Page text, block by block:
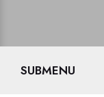
SUBMENU